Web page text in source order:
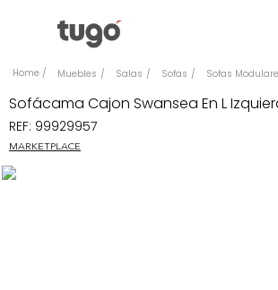
Muebles Salas Sofas Sofas
Sofácama Cajon Swansea En L
REF: 99929957
MARKETPLACE
Comedor
Escritorio
Sillas